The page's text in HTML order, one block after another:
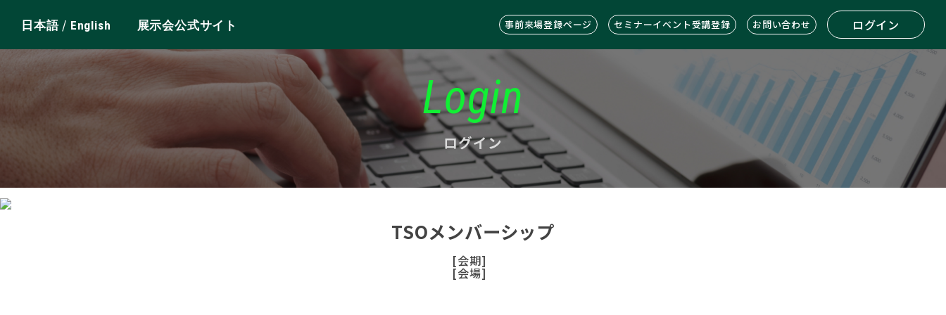
日本語/ English 展示会公式サイト 事前来場登録ページ セミナーイベント受講登録 お問い合わせ ログイン
Login
ログイン
TSOメンバーシップ
[会期]
[会場]